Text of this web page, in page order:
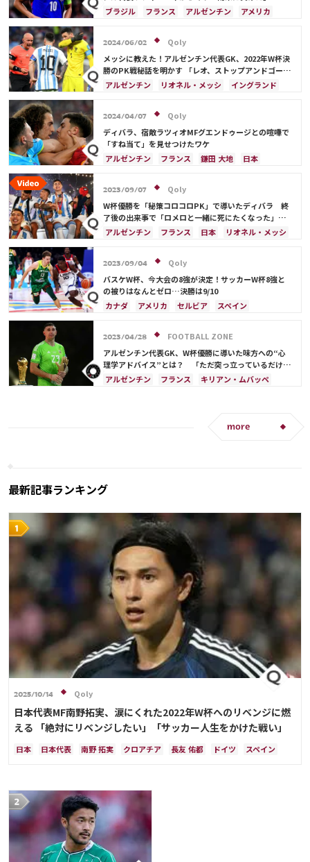
ブラジル
フランス アルゼンチン アメリカ
2024/06/02
Qoly
メッシに教えた！アルゼンチン代表GK、2022年W杯決
勝のPK戦秘話を明かす 「レオ、ストップアンドゴー
だ」
アルゼンチン リオネル・メッシ
イングランド
2024/04/07
Qoly
ディバラ、宿敵ラツィオMFグエンドゥージとの喧嘩で
「すね当て」を見せつけたワケ
アルゼンチン
フランス 鎌田 大地 日本
2023/09/07
Qoly
W杯優勝を「秘策コロコロPK」で導いたディバラ 終
了後の出来事で「ロメロと一緒に死にたくなった」と
明かす
アルゼンチン フランス 日本 リオネル・メッシ
2023/09/04
Qoly
バスケW杯、今大会の8強が決定！サッカーW杯8強と
の被りはなんとゼロ…決勝は9/10
カナダ
アメリカ セルビア
スペイン
アルゼンチン
サウジアラビア
クロアチア
イングランド
オランダ ポルトガル モロッコ
2023/04/28
FOOTBALL ZONE
アルゼンチン代表GK、W杯優勝に導いた味方への“心
理学アドバイス”とは？ 「ただ突っ立っているだけの
バカだと…」
アルゼンチン フランス
キリアン・ムバッペ
more
最新記事ランキング
2025/10/14 Qoly
日本代表MF南野拓実、涙にくれた2022年W杯へのリベンジに燃
える 「絶対にリベンジしたい」「サッカー人生をかけた戦い」
日本 日本代表 南野 拓実 クロアチア 長友 佑都 ドイツ
スペイン